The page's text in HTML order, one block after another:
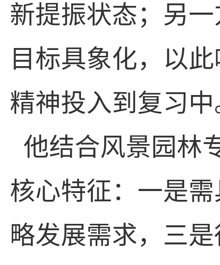
新提振状态；另
目标具象化，以
精神投入到复习中
他结合风景园林
核心特征：一是
略发展需求，三